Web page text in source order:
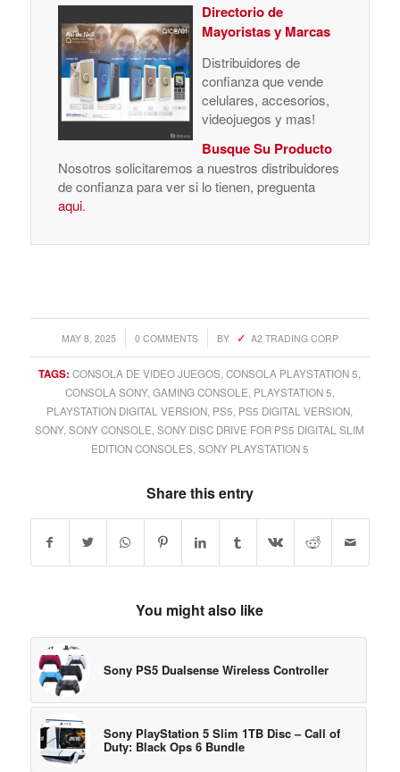
Directorio de
Mayoristas y Marcas
Distribuidores de
confianza que vende
celulares, accesorios,
videojuegos y mas!
Busque Su Producto
Nosotros solicitaremos a nuestros distribuidores
de confianza para ver si lo tienen, preguenta
aqui.
MAY 8, 2025
/ 0 COMMENTS
/ BY A2 TRADING CORP
TAGS: CONSOLA DE VIDEO JUEGOS ,CONSOLA PLAYSTATION 5
CONSOLA SONY, GAMING CONSOLE PLAYSTATION 5
PLAYSTATION DIGITAL VERSION PS5 PS5 DIGITAL VERSION
SONY,SONY CONSOLE ,SONY DISC DRIVE FOR PS5 DIGITAL SLIM
EDITION CONSOLES SONY PLAYSTATION 5
Share this entry
You might also like
Sony PS5 Dualsense Wireless Controller
Sony PlayStation 5 Slim 1TB Disc – Call of
Duty: Black Ops 6 Bundle